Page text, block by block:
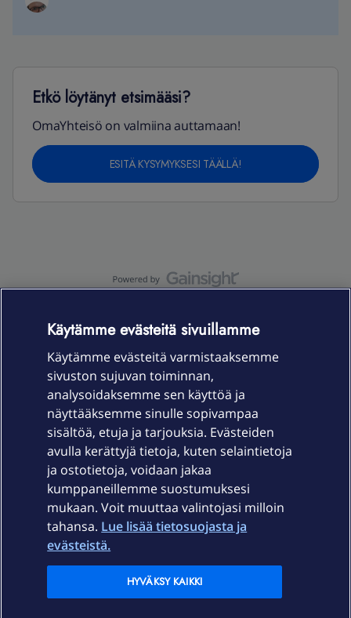
Etkö löytänyt etsimääsi?
OmaYhteisö on valmiina auttamaan!
ESITÄ KYSYMYKSESI TÄÄLLÄ!
Laitteet & liittymät
Palvelut
Ajankohtaista
Elisa Oyj
Käytämme evästeitä sivuillamme
Käytämme evästeitä varmistaaksemme
sivuston sujuvan toiminnan,
analysoidaksemme sen käyttöä ja
näyttääksemme sinulle sopivampaa
sisältöä, etuja ja tarjouksia. Evästeiden
avulla kerättyjä tietoja, kuten selaintietoja
ja ostotietoja, voidaan jakaa
kumppaneillemme suostumuksesi
mukaan. Voit muuttaa valintojasi milloin
tahansa. Lue lisää tietosuojasta ja
evästeistä.
HYVÄKSY KAIKKI